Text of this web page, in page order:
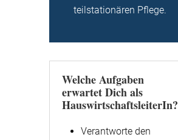
teilstationären Pflege.
Welche Aufgaben
erwartet Dich als
HauswirtschaftsleiterIn?
Verantworte den